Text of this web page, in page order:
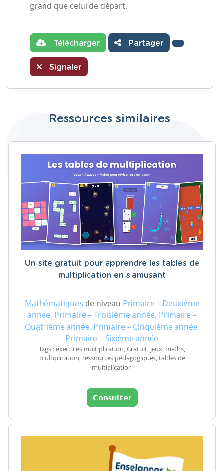
grand que celui de départ.
Télécharger Partager
Signaler
Ressources similaires
Un site gratuit pour apprendre les tables de
multiplication en s'amusant
Mathématiques de niveau Primaire – Deuxième
année, Primaire – Troisième année, Primaire –
Quatrième année, Primaire – Cinquième année,
Primaire – Sixième année
Tags : exercices multiplication, Gratuit, jeux, maths,
multiplication, ressources pédagogiques, tables de
multiplication
Consulter